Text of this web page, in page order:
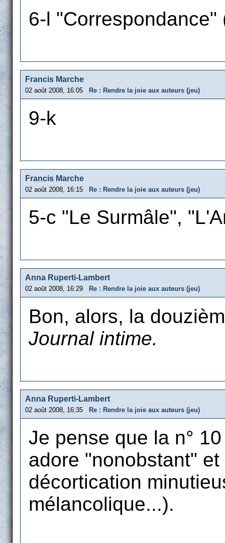
6-l "Correspondance"
Francis Marche
02 août 2008, 16:05 Re : Rendre la joie aux auteurs (jeu)
9-k
Francis Marche
02 août 2008, 16:15 Re : Rendre la joie aux auteurs (jeu)
5-c "Le Surmâle",
Anna Ruperti-Lambert
02 août 2008, 16:29 Re : Rendre la joie aux auteurs (jeu)
Bon, alors, la
Journal intime.
Anna Ruperti-Lambert
02 août 2008, 16:35 Re : Rendre la joie aux auteurs (jeu)
Je pense que la n°
adore "nonobstant"
décortication
mélancolique...).